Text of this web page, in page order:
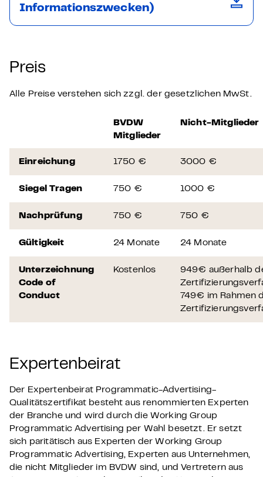
Informationszwecken)
Preis
Alle Preise verstehen sich zzgl. der gesetzlichen MwSt.
BVDW
Mitglieder
Nicht-Mitglieder
Einreichung 1750 € 3000 €
Siegel Tragen 750 € 1000 €
Nachprüfung 750 € 750 €
Gültigkeit 24 Monate 24 Monate
Unterzeichnung
Code of
Conduct
Kostenlos
949€ außerhalb
749€ im Rahmen
Expertenbeirat
Der Expertenbeirat Programmatic-Advertising-
Qualitätszertifikat besteht aus renommierten Experten
der Branche und wird durch die Working Group
Programmatic Advertising per Wahl besetzt. Er setzt
sich paritätisch aus Experten der Working Group
Programmatic Advertising, Experten aus Unternehmen,
die nicht Mitglieder im BVDW sind, und Vertretern aus